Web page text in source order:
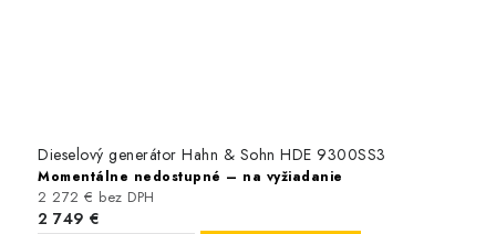
Dieselový generátor Hahn & Sohn HDE 9300SS3
Momentálne nedostupné – na vyžiadanie
2 272 € bez DPH
2 749 €